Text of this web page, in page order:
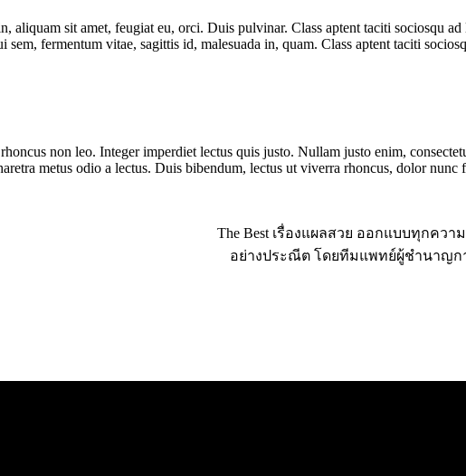
aliquam sit amet, feugiat eu, orci. Duis pulvinar. Class aptent taciti sociosqu
sem, fermentum vitae, sagittis id, malesuada in, quam. Class aptent taciti
non leo. Integer imperdiet lectus quis justo. Nullam justo enim,
metus odio a lectus. Duis bibendum, lectus ut viverra rhoncus, dolor
The Best เรื่องแผลสวย ออกแบบทุกควา
อย่างประณีต โดยทีมแพทย์ผู้ชำนาญก